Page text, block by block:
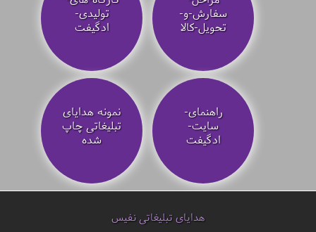
سفارش-و-
تحویل-کالا
تولیدی-
ادگیفت
راهنمای-
سایت-
ادگیفت
نمونه هدایای
تبلیغاتی چاپ
شده
هدایای تبلیغاتی نفیس